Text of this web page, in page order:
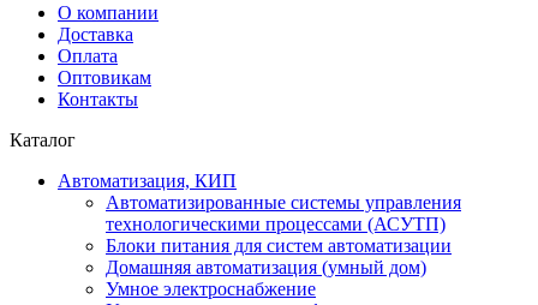
О компании
Доставка
Оплата
Оптовикам
Контакты
Каталог
Автоматизация, КИП
Автоматизированные системы управления
технологическими процессами (АСУТП)
Блоки питания для систем автоматизации
Домашняя автоматизация (умный дом)
Умное электроснабжение